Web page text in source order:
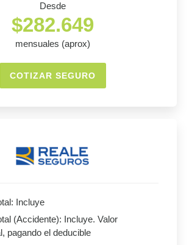
Desde
$282.649
mensuales (aprox)
COTIZAR SEGURO
Incluye
(Accidente): Incluye. Valor
pagando el deducible